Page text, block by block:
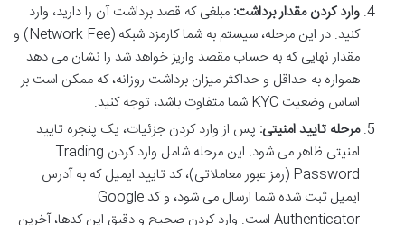
وارد کردن مقدار برداشت: مبلغی که قصد برداشت آن را دارید، وارد
کنید. در این مرحله، سیستم به شما کارمزد شبکه (Network Fee) و
مقدار نهایی که به حساب مقصد واریز خواهد شد را نشان می دهد.
همواره به حداقل و حداکثر میزان برداشت روزانه، که ممکن است بر
اساس وضعیت KYC شما متفاوت باشد، توجه کنید.
مرحله تایید امنیتی: پس از وارد کردن جزئیات، یک پنجره تایید
امنیتی ظاهر می شود. این مرحله شامل وارد کردن Trading
Password (رمز عبور معاملاتی)، کد تایید ایمیل که به آدرس
ایمیل ثبت شده شما ارسال می شود، و کد Google
Authenticator است. وارد کردن صحیح و دقیق این کدها، آخرین